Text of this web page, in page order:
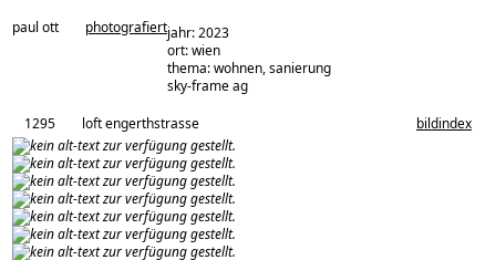
paul ott photografiertjahr: 2023
ort: wien
thema: wohnen, sanierung
architekturbüro:
sky-frame ag
1295 loft engerthstrasse bildindex